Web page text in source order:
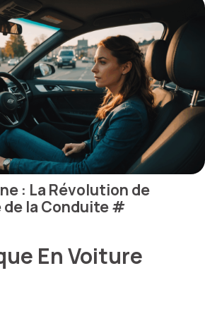
: La Révolution de
de la Conduite#
En Voiture